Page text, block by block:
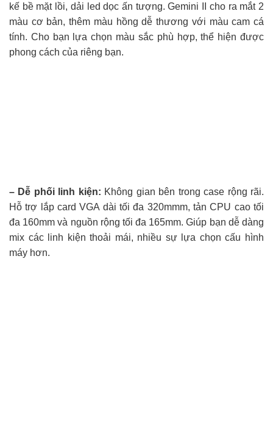
kế bề mặt lồi, dải led dọc ấn tượng. Gemini II cho ra mắt 2
màu cơ bản, thêm màu hồng dễ thương với màu cam cá
tính. Cho bạn lựa chọn màu sắc phù hợp, thể hiện được
phong cách của riêng bạn.
– Dễ phối linh kiện: Không gian bên trong case rộng rãi.
Hỗ trợ lắp card VGA dài tối đa 320mmm, tản CPU cao tối
đa 160mm và nguồn rộng tối đa 165mm. Giúp bạn dễ dàng
mix các linh kiện thoải mái, nhiều sự lựa chọn cấu hình
máy hơn.